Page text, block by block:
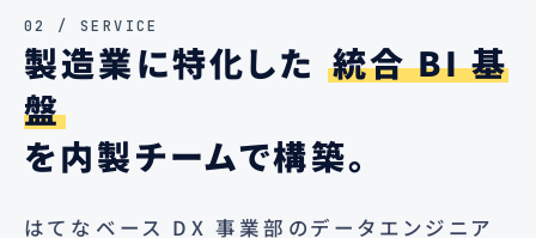
02 / SERVICE
製造業に特化した 統合 BI 基
盤
を内製チームで構築。
はてなベース DX 事業部のデータエンジニア